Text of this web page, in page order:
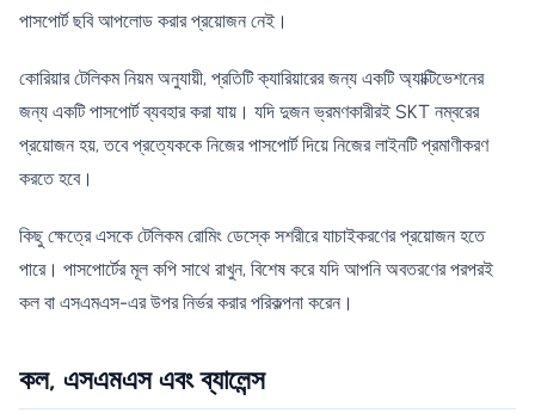
পাসপোর্ট ছবি আপলোড করার প্রয়োজন নেই।
কোরিয়ার টেলিকম নিয়ম অনুযায়ী, প্রতিটি ক্যারিয়ারের জন্য একটি অ্যাক্টিভেশনের
জন্য একটি পাসপোর্ট ব্যবহার করা যায়। যদি দুজন ভ্রমণকারীরই SKT নম্বরের
প্রয়োজন হয়, তবে প্রত্যেককে নিজের পাসপোর্ট দিয়ে নিজের লাইনটি প্রমাণীকরণ
করতে হবে।
কিছু ক্ষেত্রে এসকে টেলিকম রোমিং ডেস্কে সশরীরে যাচাইকরণের প্রয়োজন হতে
পারে। পাসপোর্টের মূল কপি সাথে রাখুন, বিশেষ করে যদি আপনি অবতরণের পরপরই
কল বা এসএমএস-এর উপর নির্ভর করার পরিকল্পনা করেন।
কল, এসএমএস এবং ব্যালেন্স